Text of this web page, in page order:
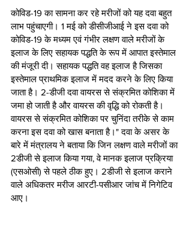
कोविड-19 का सामना कर रहे मरीजों को यह दवा बहुत
लाभ पहुंचाएगी। 1 मई को डीसीजीआई ने इस दवा को
कोविड-19 के मध्यम एवं गंभीर लक्षण वाले मरीजों के
इलाज के लिए सहायक पद्धति के रूप में आपात इस्तेमाल
की मंजूरी दी। सहायक पद्धति वह इलाज है जिसका
इस्तेमाल प्राथमिक इलाज में मदद करने के लिए किया
जाता है। 2-डीजी दवा वायरस से संक्रमित कोशिका में
जमा हो जाती है और वायरस की वृद्धि को रोकती है।
वायरस से संक्रमित कोशिका पर चुनिंदा तरीके से काम
करना इस दवा को खास बनाता है।" दवा के असर के
बारे में मंत्रालय ने बताया कि जिन लक्षण वाले मरीजों का
2डीजी से इलाज किया गया, वे मानक इलाज प्रक्रिया
(एसओसी) से पहले ठीक हुए। 2डीजी से इलाज कराने
वाले अधिकतर मरीज आरटी-पसीआर जांच में निगेटिव
आए।